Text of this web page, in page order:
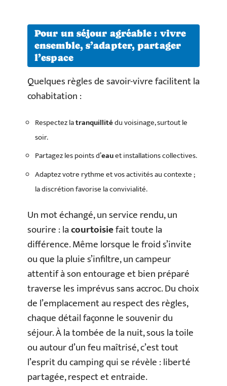
Pour un séjour agréable : vivre
ensemble, s’adapter, partager
l’espace
Quelques règles de savoir-vivre facilitent la
cohabitation :
Respectez latranquillitédu voisinage, surtout le
soir.
Partagez les points d’eauet installations collectives.
Adaptez votre rythme et vos activités au contexte ;
la discrétion favorise la convivialité.
Un mot échangé, un service rendu, un
sourire : lacourtoisiefait toute la
différence. Même lorsque le froid s’invite
ou que la pluie s’infiltre, un campeur
attentif à son entourage et bien préparé
traverse les imprévus sans accroc. Du choix
de l’emplacement au respect des règles,
chaque détail façonne le souvenir du
séjour. À la tombée de la nuit, sous la toile
ou autour d’un feu maîtrisé, c’est tout
l’esprit du camping qui se révèle : liberté
partagée, respect et entraide.